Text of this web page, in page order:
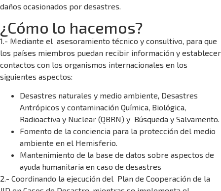
daños ocasionados por desastres.
¿Cómo lo hacemos?
1.- Mediante el asesoramiento técnico y consultivo, para que
los países miembros puedan recibir información y establecer
contactos con los organismos internacionales en los
siguientes aspectos:
Desastres naturales y medio ambiente, Desastres
Antrópicos y contaminación Química, Biológica,
Radioactiva y Nuclear (QBRN) y Búsqueda y Salvamento.
Fomento de la conciencia para la protección del medio
ambiente en el Hemisferio.
Mantenimiento de la base de datos sobre aspectos de
ayuda humanitaria en caso de desastres
2.- Coordinando la ejecución del Plan de Cooperación de la